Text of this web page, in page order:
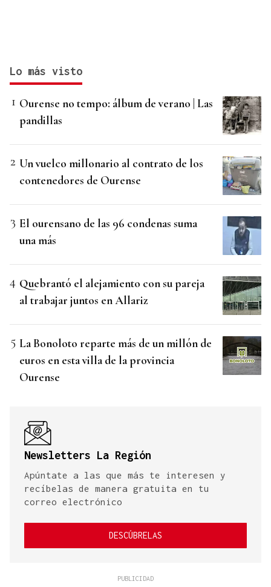
Lo más visto
Ourense no tempo: álbum de verano | Las
pandillas
Un vuelco millonario al contrato de los
contenedores de Ourense
El ourensano de las 96 condenas suma
una más
Quebrantó el alejamiento con su pareja
al trabajar juntos en Allariz
La Bonoloto reparte más de un millón de
euros en esta villa de la provincia
Ourense
Newsletters La Región
Apúntate a las que más te interesen y
recíbelas de manera gratuita en tu
correo electrónico
DESCÚBRELAS